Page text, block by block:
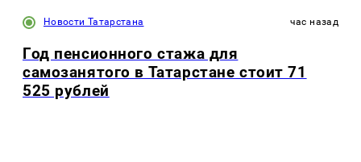
Новости Татарстана час назад
Год пенсионного стажа для
самозанятого в Татарстане стоит 71
525 рублей